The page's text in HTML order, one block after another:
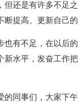
还是有许多不足
提高、更新自己的
也有不足，在以后
水平，发奋工作
的同事们，大家下